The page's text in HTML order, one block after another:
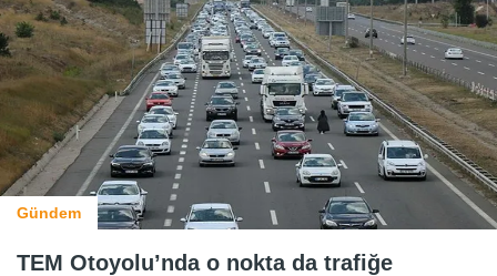
Gündem
TEM Otoyolu’nda o nokta da trafiğe